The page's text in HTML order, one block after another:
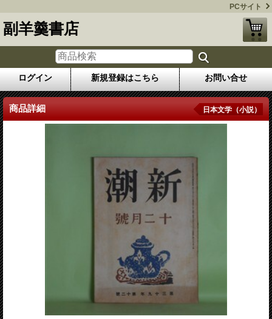
PCサイト
副羊羹書店
ログイン 新規登録はこちら お問い合せ
商品詳細 日本文学（小説）